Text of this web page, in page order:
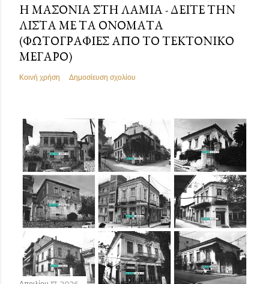
Η ΜΑΣΟΝΊΑ ΣΤΗ ΛΑΜΊΑ - ΔΕΊΤΕ ΤΗΝ
ΛΊΣΤΑ ΜΕ ΤΑ ΟΝΌΜΑΤΑ
(ΦΩΤΟΓΡΑΦΊΕΣ ΑΠΌ ΤΟ ΤΕΚΤΟΝΙΚΌ
ΜΈΓΑΡΟ)
Κοινή χρήση Δημοσίευση σχολίου